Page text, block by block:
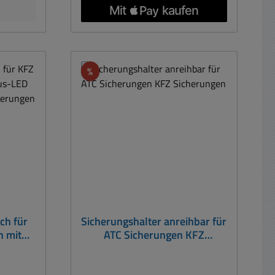
Darstellung Weiteres Zubehör wie
Sicherungen, Verbinder usw. siehe
für
mit
%Rabatt
Sicherungshalter anreihbar für
ATC Sicherungen KFZ